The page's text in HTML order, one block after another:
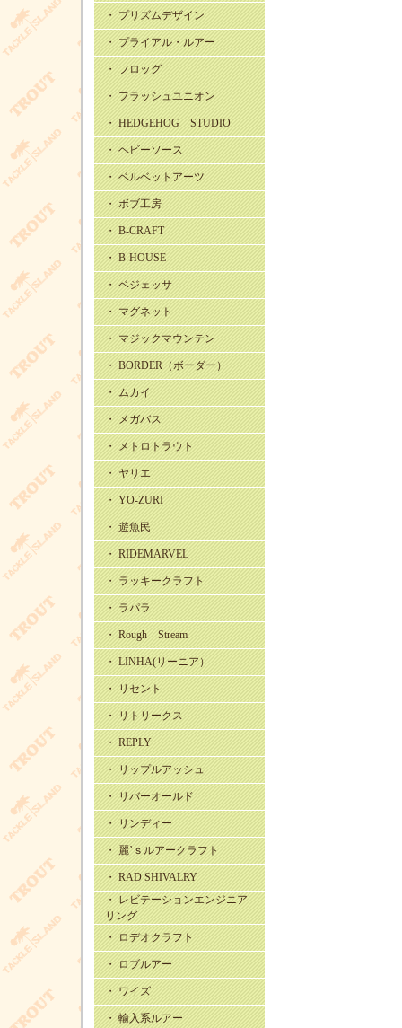
・ プリズムデザイン
・ プライアル・ルアー
・ フロッグ
・ フラッシュユニオン
・ HEDGEHOG STUDIO
・ ヘビーソース
・ ベルベットアーツ
・ ボブ工房
・ B-CRAFT
・ B-HOUSE
・ ベジェッサ
・ マグネット
・ マジックマウンテン
・ BORDER（ボーダー）
・ ムカイ
・ メガバス
・ メトロトラウト
・ ヤリエ
・ YO-ZURI
・ 遊魚民
・ RIDEMARVEL
・ ラッキークラフト
・ ラパラ
・ Rough Stream
・ LINHA(リーニア）
・ リセント
・ リトリークス
・ REPLY
・ リップルアッシュ
・ リバーオールド
・ リンディー
・ 麗’ｓルアークラフト
・ RAD SHIVALRY
・ レビテーションエンジニア
リング
・ ロデオクラフト
・ ロブルアー
・ ワイズ
・ 輸入系ルアー